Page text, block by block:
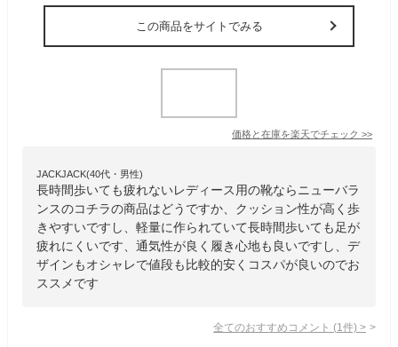
この商品をサイトでみる
価格と在庫を楽天でチェック >>
JACKJACK(40代・男性)
長時間歩いても疲れないレディース用の靴ならニューバラ
ンスのコチラの商品はどうですか、クッション性が高く歩
きやすいですし、軽量に作られていて長時間歩いても足が
疲れにくいです、通気性が良く履き心地も良いですし、デ
ザインもオシャレで値段も比較的安くコスパが良いのでお
ススメです
全てのおすすめコメント (1 件) >